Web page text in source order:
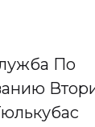
По